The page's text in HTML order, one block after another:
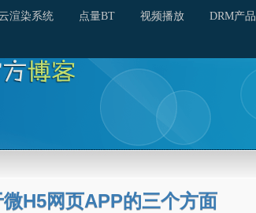
渲染系统 点量BT 视频播放 DRM产品
H5网页APP的三个方面